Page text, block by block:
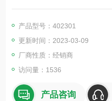
产品型号：402301
更新时间：2023-03-09
厂商性质：经销商
访问量：1536
产品咨询